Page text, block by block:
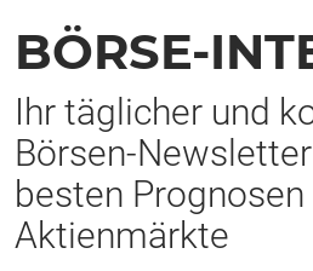
BÖRSE-
Ihr täglicher und
Börsen-
besten
Aktienmärkte